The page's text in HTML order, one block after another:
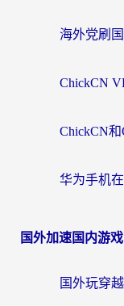
国外加速国内游戏